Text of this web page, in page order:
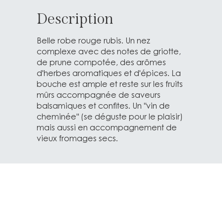
Description
Belle robe rouge rubis. Un nez
complexe avec des notes de griotte,
de prune compotée, des arômes
d'herbes aromatiques et d'épices. La
bouche est ample et reste sur les fruits
mûrs accompagnée de saveurs
balsamiques et confites. Un "vin de
cheminée" (se déguste pour le plaisir)
mais aussi en accompagnement de
vieux fromages secs.